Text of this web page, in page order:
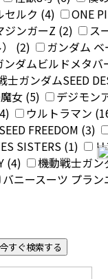
セルク (4)
ONE
ジンガーZ (2)
ス
(2)
ガンダム
ンダムビルドメタ
士ガンダムSEED
女 (5)
デジモン
ウルトラマン
FREEDOM (3)
SISTERS (1)
(4)
機動戦士ガ
バニースーツ プラ